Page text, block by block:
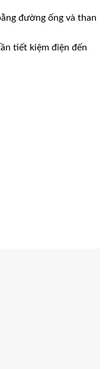
đường ống và than
tiết kiệm điện đến